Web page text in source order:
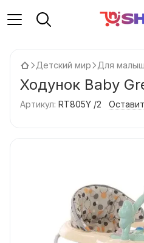
Детский мир Для
Ходунок Baby
Артикул: RT805Y /2